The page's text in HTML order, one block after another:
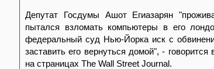
Депутат Госдумы Ашот Егиазарян
пытался взломать компьютеры в его
федеральный суд Нью-Йорка иск с
заставить его вернуться домой", -
на страницах The Wall Street Journal.